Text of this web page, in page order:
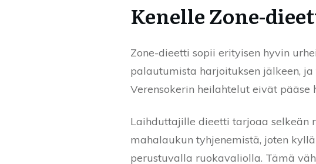
Kenelle Zone-
Zone-dieetti sopii erityisen hyvin
palautumista harjoituksen jälkeen,
Verensokerin heilahtelut eivät
Laihduttajille dieetti tarjoaa selkeän
mahalaukun tyhjenemistä, joten
perustuvalla ruokavaliolla. Tämä